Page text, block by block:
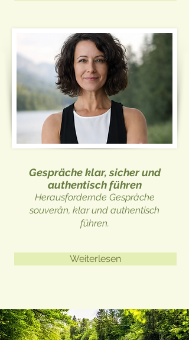
Gespräche klar, sicher und
authentisch führen
Herausfordernde Gespräche
souverän, klar und authentisch
führen.
Weiterlesen